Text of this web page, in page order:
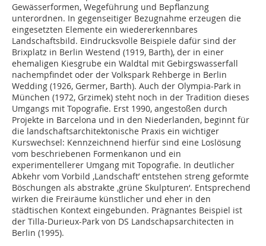
Gewässerformen, Wegeführung und Bepflanzung
unterordnen. In gegenseitiger Bezugnahme erzeugen die
eingesetzten Elemente ein wiedererkennbares
Landschaftsbild. Eindrucksvolle Beispiele dafür sind der
Brixplatz in Berlin Westend (1919, Barth), der in einer
ehemaligen Kiesgrube ein Waldtal mit Gebirgswasserfall
nachempfindet oder der Volkspark Rehberge in Berlin
Wedding (1926, Germer, Barth). Auch der Olympia-Park in
München (1972, Grzimek) steht noch in der Tradition dieses
Umgangs mit Topografie. Erst 1990, angestoßen durch
Projekte in Barcelona und in den Niederlanden, beginnt für
die landschaftsarchitektonische Praxis ein wichtiger
Kurswechsel: Kennzeichnend hierfür sind eine Loslösung
vom beschriebenen Formenkanon und ein
experimentellerer Umgang mit Topografie. In deutlicher
Abkehr vom Vorbild ‚Landschaft’ entstehen streng geformte
Böschungen als abstrakte ‚grüne Skulpturen‘. Entsprechend
wirken die Freiräume künstlicher und eher in den
städtischen Kontext eingebunden. Prägnantes Beispiel ist
der Tilla-Durieux-Park von DS Landschapsarchitecten in
Berlin (1995).